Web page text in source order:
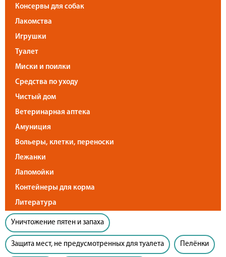
Консервы для собак
Лакомства
Игрушки
Туалет
Миски и поилки
Средства по уходу
Чистый дом
Ветеринарная аптека
Амуниция
Вольеры, клетки, переноски
Лежанки
Лапомойки
Контейнеры для корма
Литература
Уничтожение пятен и запаха
Защита мест, не предусмотренных для туалета Пелёнки